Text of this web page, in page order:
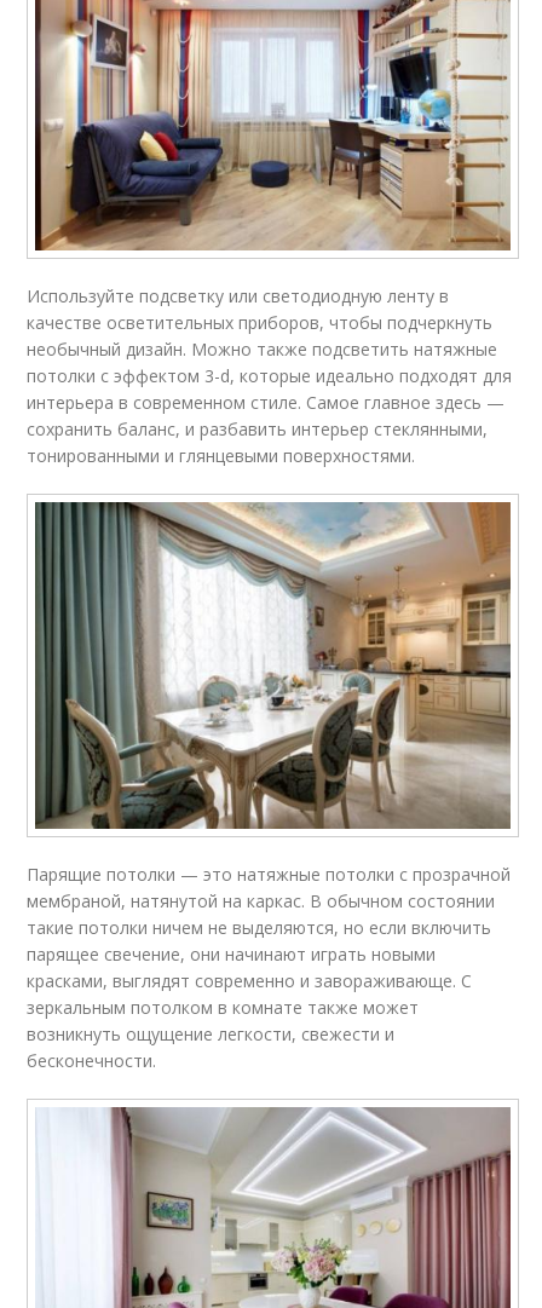
Используйте подсветку или светодиодную ленту в
качестве осветительных приборов, чтобы подчеркнуть
необычный дизайн. Можно также подсветить натяжные
потолки с эффектом 3-d, которые идеально подходят для
интерьера в современном стиле. Самое главное здесь —
сохранить баланс, и разбавить интерьер стеклянными,
тонированными и глянцевыми поверхностями.
Парящие потолки — это натяжные потолки с прозрачной
мембраной, натянутой на каркас. В обычном состоянии
такие потолки ничем не выделяются, но если включить
парящее свечение, они начинают играть новыми
красками, выглядят современно и завораживающе. С
зеркальным потолком в комнате также может
возникнуть ощущение легкости, свежести и
бесконечности.